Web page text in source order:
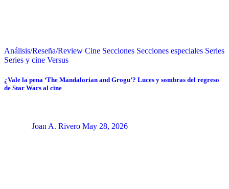
Análisis/Reseña/Review Cine Secciones Secciones especiales Series
Series y cine Versus
¿Vale la pena ‘The Mandalorian and Grogu’? Luces y sombras del regreso
de Star Wars al cine
Joan A. Rivero May 28, 2026